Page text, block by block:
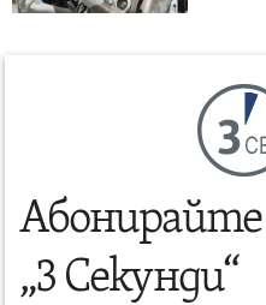
Абонирайте
„3 Секунди“